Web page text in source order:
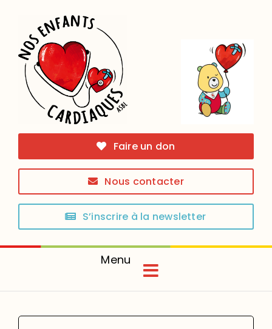
content
Faire un don
Nous contacter
S’inscrire à la newsletter
Menu